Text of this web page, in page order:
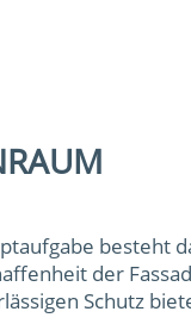
besteht
der
Schutz